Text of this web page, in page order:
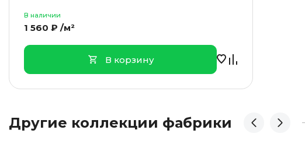
В наличии
1 560 ₽ /м²
В корзину
Другие коллекции фабрики